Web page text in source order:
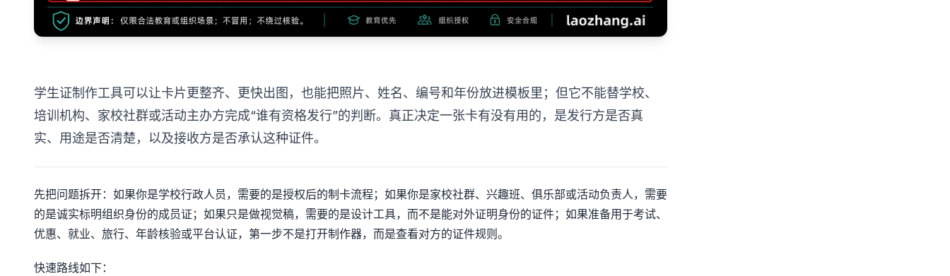
学生证制作工具可以让卡片更整齐、更快出图，也能把照片、姓名、编号和年份放进模板里；但它不能替学校、
培训机构、家校社群或活动主办方完成“谁有资格发行”的判断。真正决定一张卡有没有用的，是发行方是否真
实、用途是否清楚，以及接收方是否承认这种证件。
先把问题拆开：如果你是学校行政人员，需要的是授权后的制卡流程；如果你是家校社群、兴趣班、俱乐部或活动负责人，需要
的是诚实标明组织身份的成员证；如果只是做视觉稿，需要的是设计工具，而不是能对外证明身份的证件；如果准备用于考试、
优惠、就业、旅行、年龄核验或平台认证，第一步不是打开制作器，而是查看对方的证件规则。
快速路线如下：